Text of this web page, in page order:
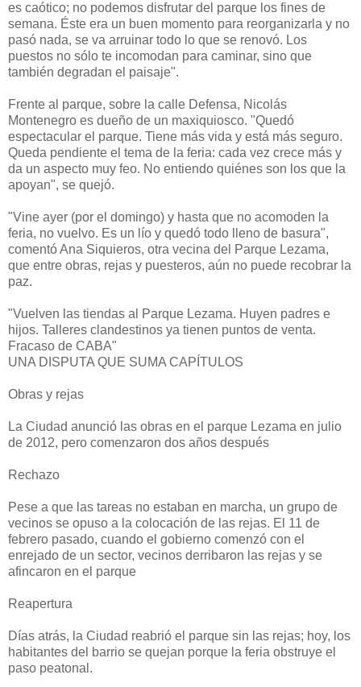
es caótico; no podemos disfrutar del parque los fines de
semana. Éste era un buen momento para reorganizarla y no
pasó nada, se va arruinar todo lo que se renovó. Los
puestos no sólo te incomodan para caminar, sino que
también degradan el paisaje".
Frente al parque, sobre la calle Defensa, Nicolás
Montenegro es dueño de un maxiquiosco. "Quedó
espectacular el parque. Tiene más vida y está más seguro.
Queda pendiente el tema de la feria: cada vez crece más y
da un aspecto muy feo. No entiendo quiénes son los que la
apoyan", se quejó.
"Vine ayer (por el domingo) y hasta que no acomoden la
feria, no vuelvo. Es un lío y quedó todo lleno de basura",
comentó Ana Siquieros, otra vecina del Parque Lezama,
que entre obras, rejas y puesteros, aún no puede recobrar la
paz.
"Vuelven las tiendas al Parque Lezama. Huyen padres e
hijos. Talleres clandestinos ya tienen puntos de venta.
Fracaso de CABA"
UNA DISPUTA QUE SUMA CAPÍTULOS
Obras y rejas
La Ciudad anunció las obras en el parque Lezama en julio
de 2012, pero comenzaron dos años después
Rechazo
Pese a que las tareas no estaban en marcha, un grupo de
vecinos se opuso a la colocación de las rejas. El 11 de
febrero pasado, cuando el gobierno comenzó con el
enrejado de un sector, vecinos derribaron las rejas y se
afincaron en el parque
Reapertura
Días atrás, la Ciudad reabrió el parque sin las rejas; hoy, los
habitantes del barrio se quejan porque la feria obstruye el
paso peatonal.